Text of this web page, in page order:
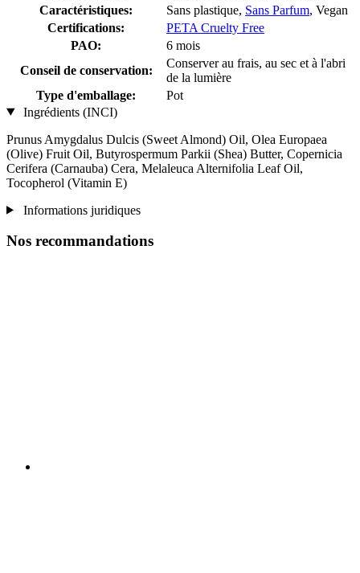
Caractéristiques:
Sans plastique, Sans Parfum, Vegan
Certifications:
PETA Cruelty Free
PAO:
6 mois
Conseil de conservation:
Conserver au frais, au sec et à l'abri
de la lumière
Type d'emballage:
Pot
Ingrédients (INCI)
Prunus Amygdalus Dulcis (Sweet Almond) Oil, Olea Europaea
(Olive) Fruit Oil, Butyrospermum Parkii (Shea) Butter, Copernicia
Cerifera (Carnauba) Cera, Melaleuca Alternifolia Leaf Oil,
Tocopherol (Vitamin E)
Informations juridiques
Nos recommandations